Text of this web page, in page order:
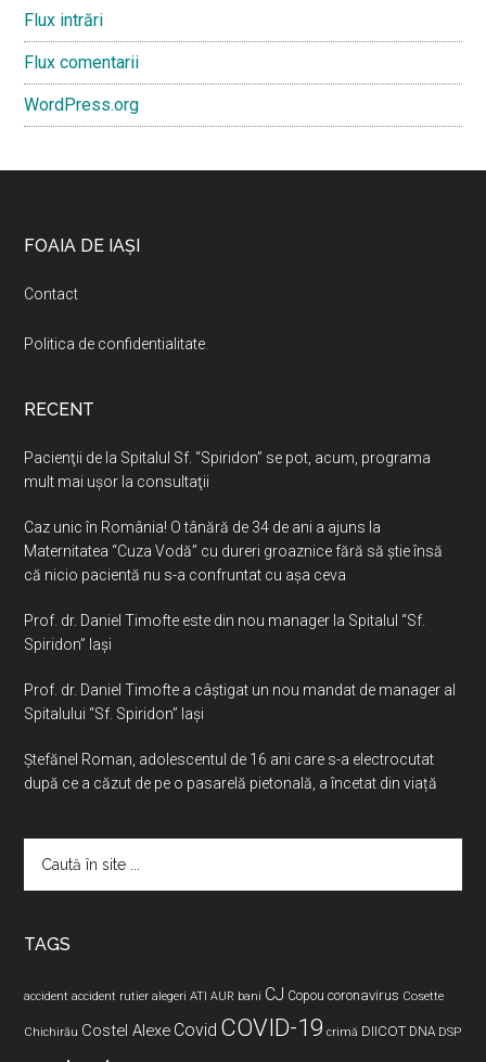
Flux intrări
Flux comentarii
WordPress.org
Footer
FOAIA DE IAȘI
Contact
Politica de confidentialitate
RECENT
Pacienţii de la Spitalul Sf. “Spiridon” se pot, acum, programa
mult mai uşor la consultaţii
Caz unic în România! O tânără de 34 de ani a ajuns la
Maternitatea “Cuza Vodă” cu dureri groaznice fără să ştie însă
că nicio pacientă nu s-a confruntat cu așa ceva
Prof. dr. Daniel Timofte este din nou manager la Spitalul “Sf.
Spiridon” Iaşi
Prof. dr. Daniel Timofte a câștigat un nou mandat de manager al
Spitalului “Sf. Spiridon” Iași
Ştefănel Roman, adolescentul de 16 ani care s-a electrocutat
după ce a căzut de pe o pasarelă pietonală, a încetat din viață
TAGS
accident accident rutier alegeri ATI AUR bani CJ Copou coronavirus Cosette
Chichirău Costel Alexe Covid COVID-19 crimă DIICOT DNA DSP